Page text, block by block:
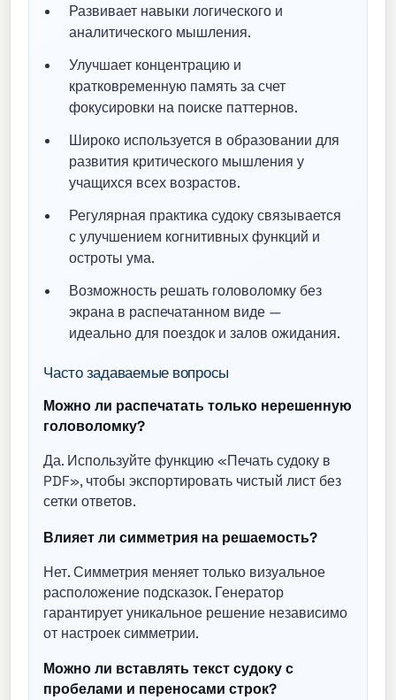
Развивает навыки логического и
аналитического мышления.
Улучшает концентрацию и
кратковременную память за счет
фокусировки на поиске паттернов.
Широко используется в образовании для
развития критического мышления у
учащихся всех возрастов.
Регулярная практика судоку связывается
с улучшением когнитивных функций и
остроты ума.
Возможность решать головоломку без
экрана в распечатанном виде —
идеально для поездок и залов ожидания.
Часто задаваемые вопросы
Можно ли распечатать только нерешенную
головоломку?
Да. Используйте функцию «Печать судоку в
PDF», чтобы экспортировать чистый лист без
сетки ответов.
Влияет ли симметрия на решаемость?
Нет. Симметрия меняет только визуальное
расположение подсказок. Генератор
гарантирует уникальное решение независимо
от настроек симметрии.
Можно ли вставлять текст судоку с
пробелами и переносами строк?